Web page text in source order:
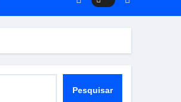
serviços públicos
Pesquisar